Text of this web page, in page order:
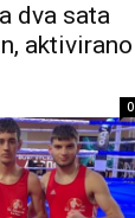
dva sata
aktivirano
0